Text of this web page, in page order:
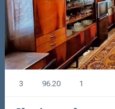
3 96.20 1